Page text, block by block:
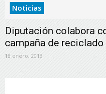
Noticias
Diputación colabora
campaña de reciclado
18 enero, 2013